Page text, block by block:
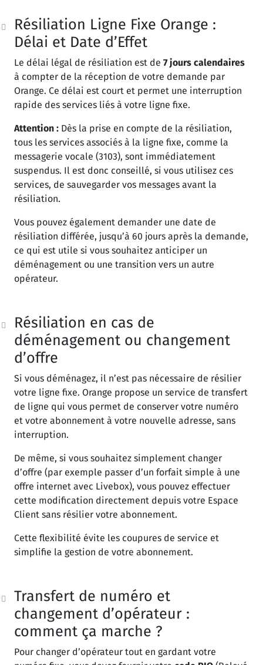
Résiliation Ligne Fixe Orange :
Délai et Date d’Effet
Le délai légal de résiliation est de 7 jours calendaires
à compter de la réception de votre demande par
Orange. Ce délai est court et permet une interruption
rapide des services liés à votre ligne fixe.
Attention : Dès la prise en compte de la résiliation,
tous les services associés à la ligne fixe, comme la
messagerie vocale (3103), sont immédiatement
suspendus. Il est donc conseillé, si vous utilisez ces
services, de sauvegarder vos messages avant la
résiliation.
Vous pouvez également demander une date de
résiliation différée, jusqu’à 60 jours après la demande,
ce qui est utile si vous souhaitez anticiper un
déménagement ou une transition vers un autre
opérateur.
Résiliation en cas de
déménagement ou changement
d’offre
Si vous déménagez, il n’est pas nécessaire de résilier
votre ligne fixe. Orange propose un service de transfert
de ligne qui vous permet de conserver votre numéro
et votre abonnement à votre nouvelle adresse, sans
interruption.
De même, si vous souhaitez simplement changer
d’offre (par exemple passer d’un forfait simple à une
offre internet avec Livebox), vous pouvez effectuer
cette modification directement depuis votre Espace
Client sans résilier votre abonnement.
Cette flexibilité évite les coupures de service et
simplifie la gestion de votre abonnement.
Transfert de numéro et
changement d’opérateur :
comment ça marche ?
Pour changer d’opérateur tout en gardant votre